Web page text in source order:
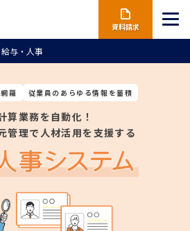
資料請求
給与・人事
羅 従業員のあらゆる情報を蓄積
算業務を自動化！
管理で人材活用を支援する